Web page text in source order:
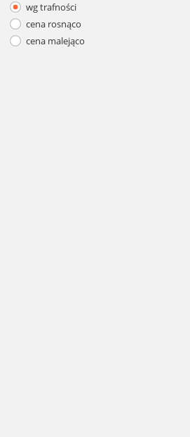
wg trafności
cena rosnąco
cena malejąco